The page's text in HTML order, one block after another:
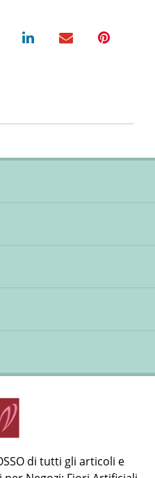
di tutti gli articoli e